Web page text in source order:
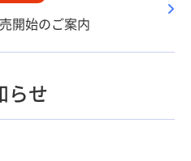
開始のご案内
らせ